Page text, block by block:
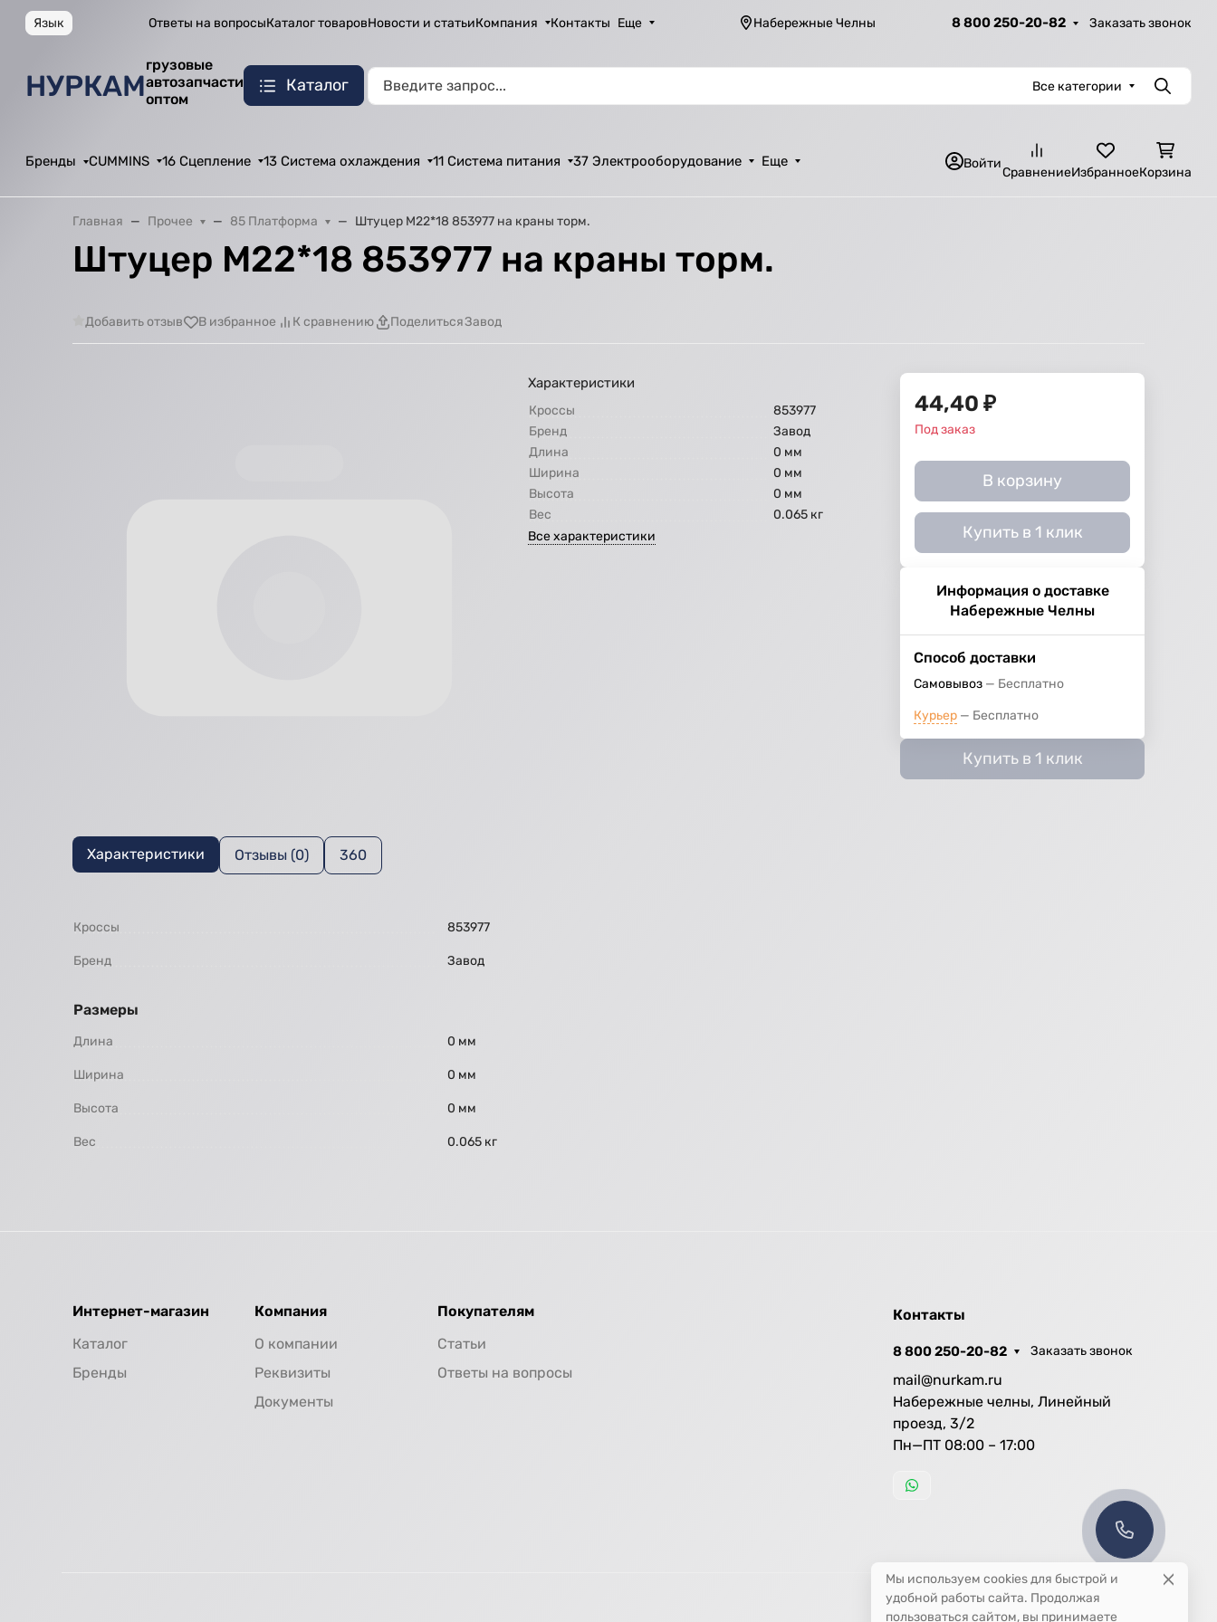
Язык Ответы на вопросыКаталог товаровНовости и статьиКомпания Контакты Еще Набережные Челны 8 800 250-20-82 Заказать звонок
НУРКАМ
грузовые
автозапчасти
оптом
Каталог Все категории Поиск
Бренды CUMMINS 16 Сцепление 13 Система охлаждения 11 Система питания 37 Электрооборудование Еще Войти
СравнениеИзбранноеКорзина
Главная Прочее 85 Платформа Штуцер М22*18 853977 на краны торм.
Штуцер М22*18 853977 на краны торм.
Добавить отзыв В избранное К сравнению ПоделитьсяЗавод
Характеристики
Кроссы
853977
Бренд
Завод
Длина
0 мм
Ширина
0 мм
Высота
0 мм
Вес
0.065 кг
Все характеристики
44,40 ₽
Под заказ
В корзину
Купить в 1 клик
Информация о доставке
Набережные Челны
Способ доставки
Самовывоз Бесплатно
Курьер Бесплатно
Купить в 1 клик
Характеристики Отзывы (0) 360
Кроссы 853977
Бренд Завод
Размеры
Длина 0 мм
Ширина 0 мм
Высота 0 мм
Вес 0.065 кг
Интернет-магазин
Каталог
Бренды
Компания
О компании
Реквизиты
Документы
Покупателям
Статьи
Ответы на вопросы
Контакты
8 800 250-20-82 Заказать звонок
mail@nurkam.ru
Набережные челны, Линейный
проезд, 3/2
Пн—ПТ 08:00 – 17:00
Мы используем cookies для быстрой и
удобной работы сайта. Продолжая
пользоваться сайтом, вы принимаете